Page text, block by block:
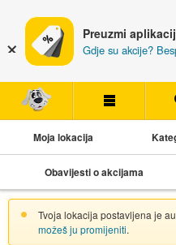
Preuzmi
Gdje su akcije?
Moja lokacija
Obavijesti o akcijama
Tvoja lokacija postavljena je
možeš ju promijeniti.